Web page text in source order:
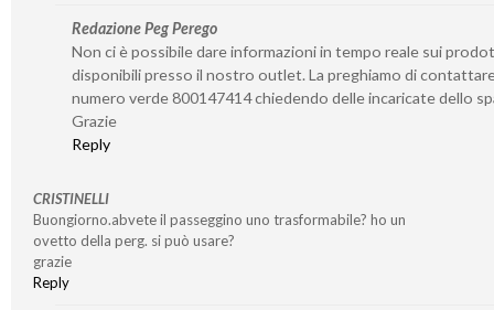
Redazione Peg Perego
Non ci è possibile dare informazioni in tempo reale sui
disponibili presso il nostro outlet. La preghiamo di
numero verde 800147414 chiedendo delle incaricate dello
Grazie
Reply
CRISTINELLI
Buongiorno.abvete il passeggino uno trasformabile? ho un
ovetto della perg. si può usare?
grazie
Reply